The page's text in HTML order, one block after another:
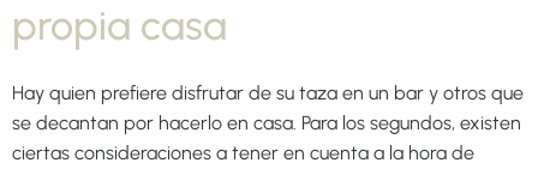
propia casa
Hay quien prefiere disfrutar de su taza en un bar y otros que
se decantan por hacerlo en casa. Para los segundos, existen
ciertas consideraciones a tener en cuenta a la hora de